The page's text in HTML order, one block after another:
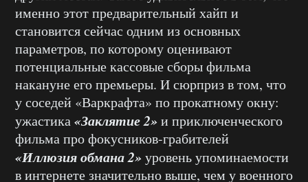
именно этот предварительный хайп и
становится сейчас одним из основных
параметров, по которому оценивают
потенциальные кассовые сборы фильма
накануне его премьеры. И сюрприз в том, что
у соседей «Варкрафта» по прокатному окну:
ужастика«Заклятие 2»и приключенческого
фильма про фокусников-грабителей
«Иллюзия обмана 2»уровень упоминаемости
в интернете значительно выше, чем у военного